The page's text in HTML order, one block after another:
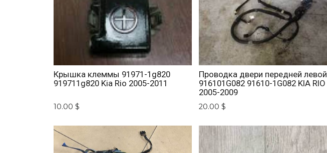
Крышка клеммы 91971-1g820
919711g820 Kia Rio 2005-2011
10.00 $
Проводка двери передней левой
916101G082 91610-1G082 KIA RIO
2005-2009
20.00 $